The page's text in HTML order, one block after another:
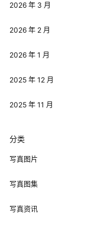
2026 年 3 月
2026 年 2 月
2026 年 1 月
2025 年 12 月
2025 年 11 月
分类
写真图片
写真图集
写真资讯